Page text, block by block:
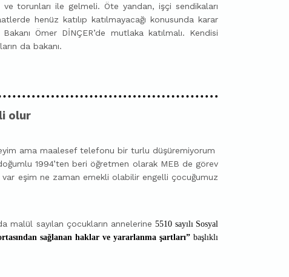
torunları ile gelmeli. Öte yandan, işçi sendikaları
henüz katılıp katılmayacağı konusunda karar
Ömer DİNÇER’de mutlaka katılmalı. Kendisi
da bakanı.
olur
ama maalesef telefonu bir turlu düşüremiyorum
1994’ten beri öğretmen olarak MEB de görev
eşim ne zaman emekli olabilir engelli çocuğumuz
malül sayılan çocukların annelerine5510 sayılı Sosyal
sağlanan haklar ve yararlanma şartları”başlıklı